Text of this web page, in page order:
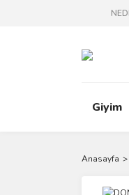
Giyim
Anasayfa